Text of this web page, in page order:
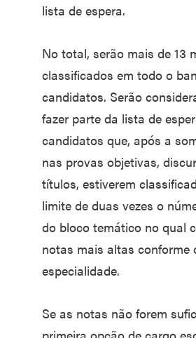
lista de espera.
No total, serão mais de 13
classificados em todo o
candidatos. Serão
fazer parte da lista de
candidatos que, após a
nas provas objetivas,
títulos, estiverem
limite de duas vezes o
do bloco temático no qual
notas mais altas conforme
especialidade.
Se as notas não forem